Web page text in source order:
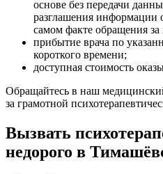
основе без передачи
разглашения информации
самом факте обращения
прибытие врача по
короткого времени;
доступная стоимость
Обращайтесь в наш
за грамотной
Вызвать
недорого в